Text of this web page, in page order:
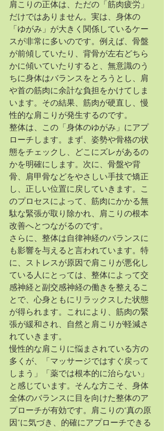
肩こりの正体は、ただの「筋肉疲労」
だけではありません。実は、身体の
「ゆがみ」が大きく関係しているケー
スが非常に多いのです。例えば、骨盤
が前傾していたり、背骨が左右どちら
かに傾いていたりすると、無意識のう
ちに身体はバランスをとろうとし、肩
や首の筋肉に余計な負担をかけてしま
います。その結果、筋肉が硬直し、慢
性的な肩こりが発生するのです。
整体は、この「身体のゆがみ」にアプ
ローチします。まず、姿勢や骨格の状
態をチェックし、どこにズレがあるの
かを明確にします。次に、骨盤や背
骨、肩甲骨などをやさしい手技で矯正
し、正しい位置に戻していきます。こ
のプロセスによって、筋肉にかかる無
駄な緊張が取り除かれ、肩こりの根本
改善へとつながるのです。
さらに、整体は自律神経のバランスに
も影響を与えると言われています。特
に、ストレスが原因で肩こりが悪化し
ている人にとっては、整体によって交
感神経と副交感神経の働きを整えるこ
とで、心身ともにリラックスした状態
が得られます。これにより、筋肉の緊
張が緩和され、自然と肩こりが軽減さ
れていきます。
慢性的な肩こりに悩まされている方の
多くが、「マッサージではすぐ戻って
しまう」「薬では根本的に治らない」
と感じています。そんな方こそ、身体
全体のバランスに目を向けた整体のア
プローチが有効です。肩こりの“真の原
因”に気づき、的確にアプローチできる